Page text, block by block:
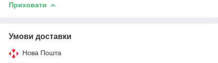
Приховати
Умови доставки
Нова Пошта